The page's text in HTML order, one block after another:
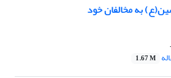
به مخالفان خود
1.67 M